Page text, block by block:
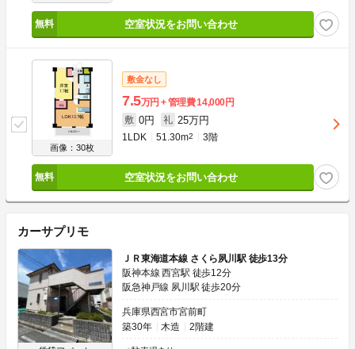
空室状況をお問い合わせ
画像：30枚
敷金なし
7.5万円 管理費14,000円
敷 0円 礼 25万円
1LDK 51.30m2 3階
空室状況をお問い合わせ
カーサプリモ
ＪＲ東海道本線 さくら夙川駅 徒歩13分
阪神本線 西宮駅 徒歩12分
阪急神戸線 夙川駅 徒歩20分
兵庫県西宮市宮前町
築30年
木造 2階建